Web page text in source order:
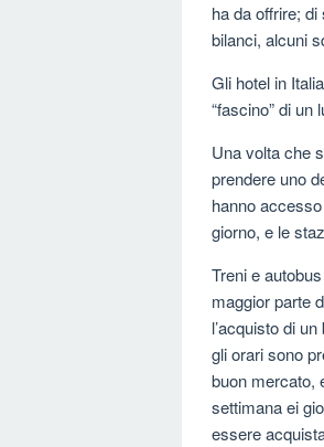
ha da offrire;
bilanci, alcuni
Gli hotel in
“fascino” di un
Una volta che
prendere uno
hanno
giorno, e le
Treni e
maggior parte
l’acquisto di
gli orari sono
buon mercato,
settimana ei
essere